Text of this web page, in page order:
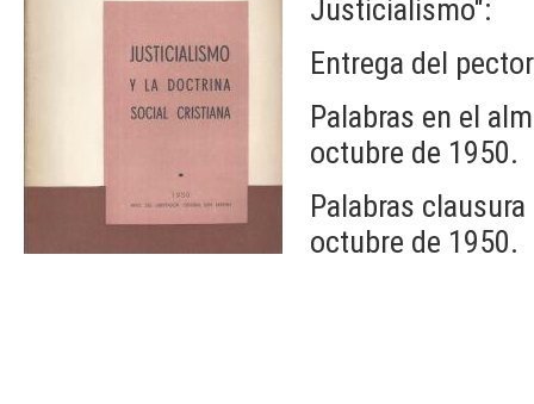
Justicialismo":
Entrega del
Palabras en el
octubre de 1950.
Palabras
octubre de 1950.